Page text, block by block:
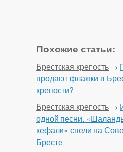
Похожие статьи:
Брестская крепость →
продают флажки в
крепости?
Брестская крепость →
одной песни.
кефали» спели на
Бресте